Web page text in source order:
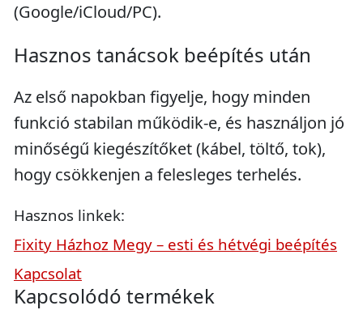
(Google/iCloud/PC).
Hasznos tanácsok beépítés után
Az első napokban figyelje, hogy minden
funkció stabilan működik-e, és használjon jó
minőségű kiegészítőket (kábel, töltő, tok),
hogy csökkenjen a felesleges terhelés.
Hasznos linkek:
Fixity Házhoz Megy – esti és hétvégi beépítés
Kapcsolat
Kapcsolódó termékek